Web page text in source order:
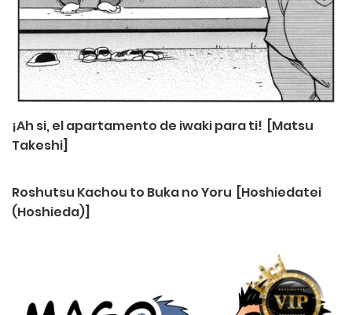
¡Ah si, el apartamento de iwaki para ti! [Matsu
Takeshi]
Roshutsu Kachou to Buka no Yoru [Hoshiedatei
(Hoshieda)]